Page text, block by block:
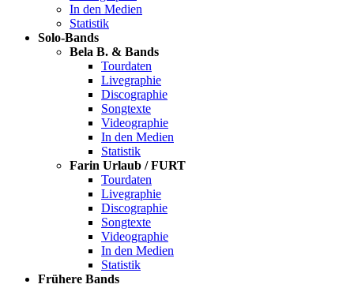
In den Medien
Statistik
Solo-Bands
Bela B. & Bands
Tourdaten
Livegraphie
Discographie
Songtexte
Videographie
In den Medien
Statistik
Farin Urlaub / FURT
Tourdaten
Livegraphie
Discographie
Songtexte
Videographie
In den Medien
Statistik
Frühere Bands